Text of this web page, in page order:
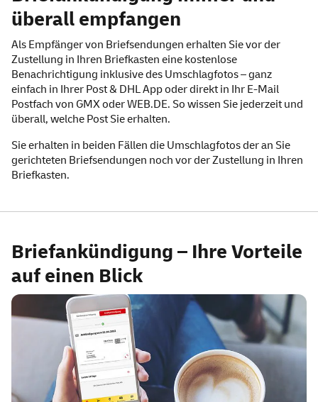
überall empfangen
Als Empfänger von Briefsendungen erhalten Sie vor der
Zustellung in Ihren Briefkasten eine kostenlose
Benachrichtigung inklusive des Umschlagfotos – ganz
einfach in Ihrer Post & DHLAppoder direkt in Ihr E-Mail
Postfach von GMXoderWEB.DE. So wissen Sie jederzeit und
überall, welche Post Sie erhalten.
Sie erhalten in beiden Fällen die Umschlagfotos der an Sie
gerichteten Briefsendungen noch vor der Zustellung in Ihren
Briefkasten.
Briefankündigung – Ihre Vorteile
auf einen Blick